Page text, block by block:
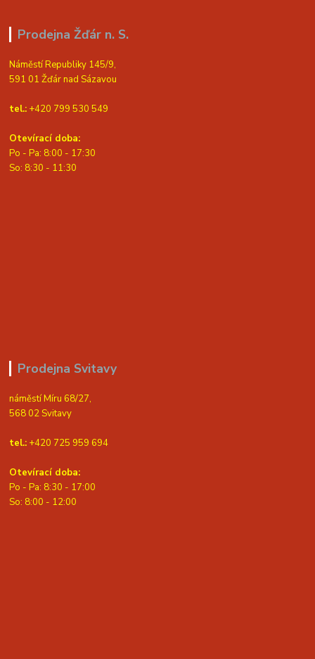
Prodejna Žďár n. S.
Náměstí Republiky 145/9,
591 01 Žďár nad Sázavou
tel.: +420 799 530 549
Otevírací doba:
Po - Pa: 8:00 - 17:30
So: 8:30 - 11:30
Prodejna Svitavy
náměstí Míru 68/27,
568 02 Svitavy
tel.: +420 725 959 694
Otevírací doba:
Po - Pa: 8:30 - 17:00
So: 8:00 - 12:00